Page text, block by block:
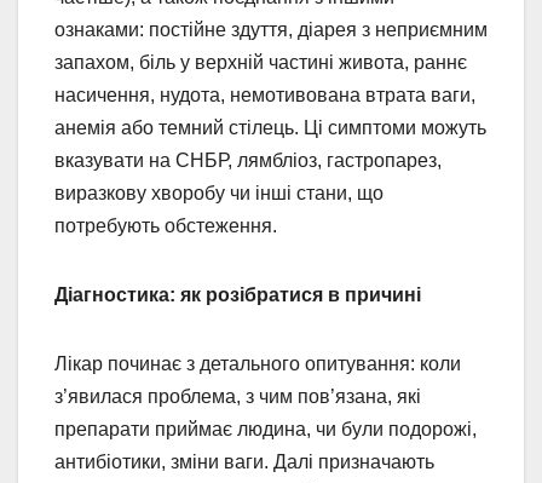
ознаками: постійне здуття, діарея з неприємним
запахом, біль у верхній частині живота, раннє
насичення, нудота, немотивована втрата ваги,
анемія або темний стілець. Ці симптоми можуть
вказувати на СНБР, лямбліоз, гастропарез,
виразкову хворобу чи інші стани, що
потребують обстеження.
Діагностика: як розібратися в причині
Лікар починає з детального опитування: коли
з’явилася проблема, з чим пов’язана, які
препарати приймає людина, чи були подорожі,
антибіотики, зміни ваги. Далі призначають